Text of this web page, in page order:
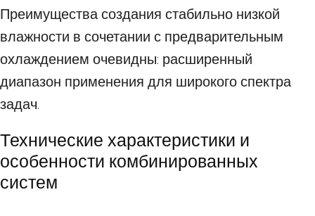
Преимущества создания стабильно низкой
влажности в сочетании с предварительным
охлаждением очевидны: расширенный
диапазон применения для широкого спектра
задач.
Технические характеристики и
особенности комбинированных
систем